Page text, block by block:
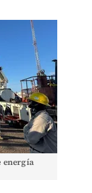
energía